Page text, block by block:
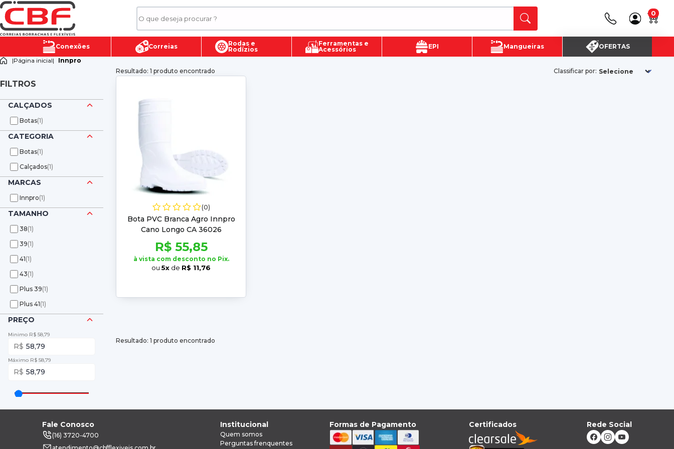
Canais de Atendimento
(16) 3720 - 4700
0
Conexões Correias
Rodas e
Rodízios
Ferramentas e
Acessórios
EPI Mangueiras
OFERTAS
|Página inicial| Innpro
FILTROS
CALÇADOS
Botas(1)
CATEGORIA
Botas(1)
Calçados(1)
MARCAS
Innpro(1)
TAMANHO
38(1)
39(1)
41(1)
43(1)
Plus 39(1)
Plus 41(1)
PREÇO
Minimo R$ 58,79
58,79
Máximo R$ 58,79
58,79
Resultado: 1 produto encontrado Classificar por:
(0)
Bota PVC Branca Agro Innpro
Cano Longo CA 36026
R$ 55,85
à vista com desconto no Pix.
ou 5x de R$ 11,76
Resultado: 1 produto encontrado
Fale Conosco
(16) 3720-4700
atendimento@cbfflexiveis.com.br
Institucional
Quem somos
Perguntas frenquentes
Formas de Pagamento Certificados Rede Social